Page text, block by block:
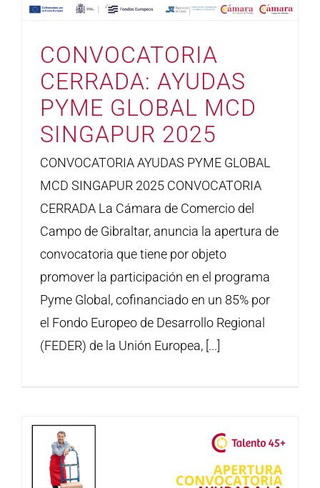
CONVOCATORIA
CERRADA: AYUDAS
PYME GLOBAL MCD
SINGAPUR 2025
CONVOCATORIA AYUDAS PYME GLOBAL
MCD SINGAPUR 2025 CONVOCATORIA
CERRADA La Cámara de Comercio del
Campo de Gibraltar, anuncia la apertura de
convocatoria que tiene por objeto
promover la participación en el programa
Pyme Global, cofinanciado en un 85% por
el Fondo Europeo de Desarrollo Regional
(FEDER) de la Unión Europea, [...]